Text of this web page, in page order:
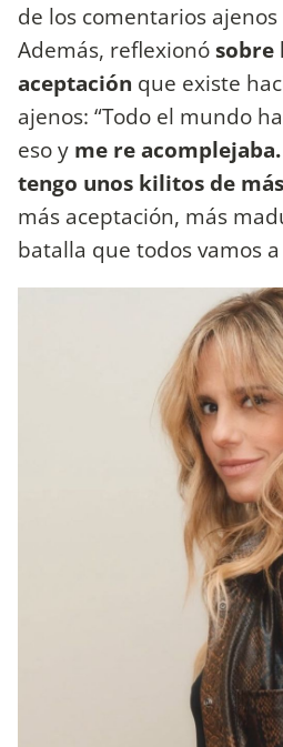
de los comentarios
Además, reflexionósobre
aceptación que existe
ajenos: “Todo el mundo
eso y me re acomplejaba.
tengo unos kilitos de más
más aceptación, más
batalla que todos vamos